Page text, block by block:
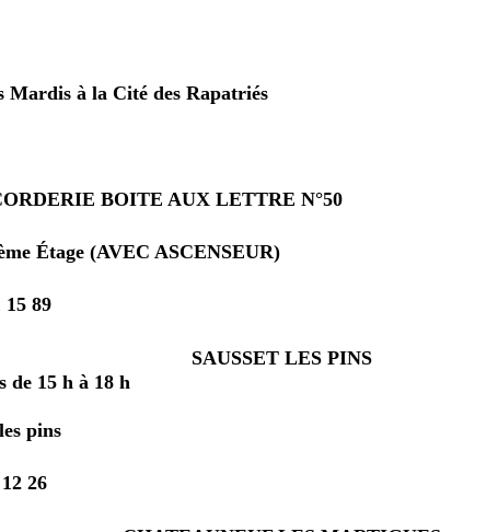
Mardis à la Cité des Rapatriés
BOITE AUX LETTRE N°50
Étage (AVEC ASCENSEUR)
89
SAUSSET LES PINS
de 15 h à 18 h
pins
26